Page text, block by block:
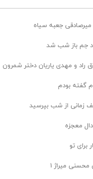
میرصادقی جعبه سیاه
جم باز شب شد
راد و مهدی یاریان دختر شمرون
گفته بودم
زمانی از شب بپرسید
معجزه
برای تو
میراژ 1